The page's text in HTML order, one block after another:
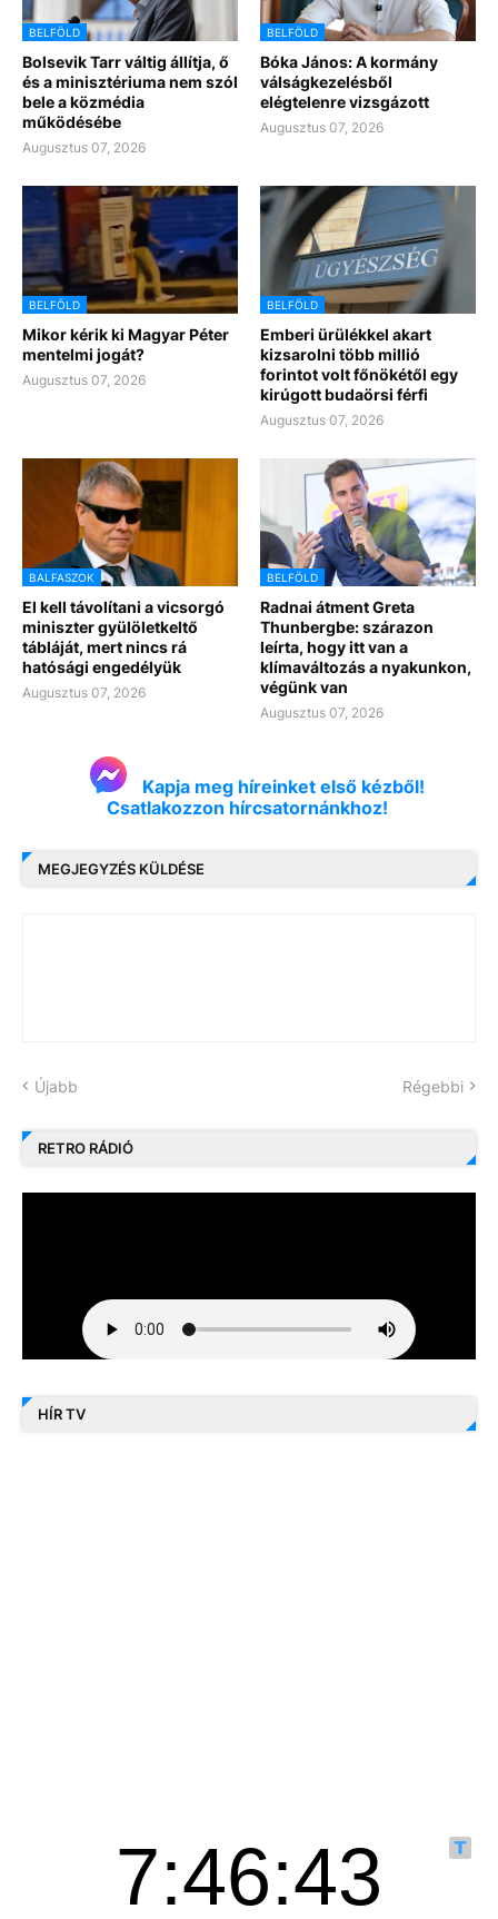
BELFÖLD
Bolsevik Tarr váltig állítja, ő
és a minisztériuma nem szól
bele a közmédia
működésébe
Augusztus 07, 2026
BELFÖLD
Bóka János: A kormány
válságkezelésből
elégtelenre vizsgázott
Augusztus 07, 2026
BELFÖLD
Mikor kérik ki Magyar Péter
mentelmi jogát?
Augusztus 07, 2026
BELFÖLD
Emberi ürülékkel akart
kizsarolni több millió
forintot volt főnökétől egy
kirúgott budaörsi férfi
Augusztus 07, 2026
BALFASZOK
El kell távolítani a vicsorgó
miniszter gyülöletkeltő
tábláját, mert nincs rá
hatósági engedélyük
Augusztus 07, 2026
BELFÖLD
Radnai átment Greta
Thunbergbe: szárazon
leírta, hogy itt van a
klímaváltozás a nyakunkon,
végünk van
Augusztus 07, 2026
Kapja meg híreinket első kézből!
Csatlakozzon hírcsatornánkhoz!
MEGJEGYZÉS KÜLDÉSE
Újabb Régebbi
RETRO RÁDIÓ
HÍR TV